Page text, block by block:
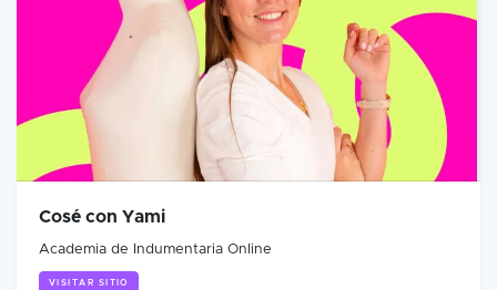
Cosé con Yami
Academia de Indumentaria Online
VISITAR SITIO